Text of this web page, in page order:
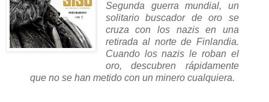
Segunda guerra mundial, un
solitario buscador de oro se
cruza con los nazis en una
retirada al norte de Finlandia.
Cuando los nazis le roban el
oro, descubren rápidamente
que no se han metido con un minero cualquiera.